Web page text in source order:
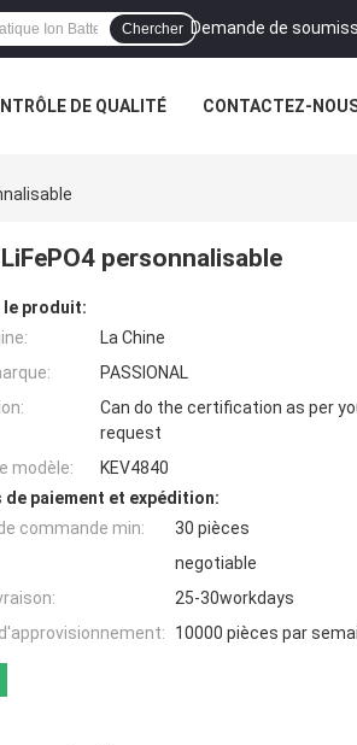
Demande de
Chercher
DE QUALITÉ CONTACTEZ-
personnalisable
le produit:
La Chine
PASSIONAL
Can do the certification as per
request
modèle:
KEV4840
paiement et expédition:
commande min:
30 pièces
negotiable
25-30workdays
10000 pièces par